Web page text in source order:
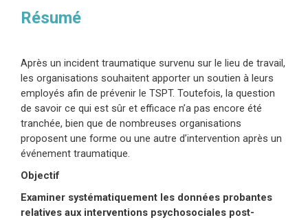
Résumé
Après un incident traumatique survenu sur le lieu de travail,
les organisations souhaitent apporter un soutien à leurs
employés afin de prévenir le TSPT. Toutefois, la question
de savoir ce qui est sûr et efficace n’a pas encore été
tranchée, bien que de nombreuses organisations
proposent une forme ou une autre d’intervention après un
événement traumatique.
Objectif
Examiner systématiquement les données probantes
relatives aux interventions psychosociales post-